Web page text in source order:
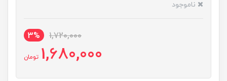
ناموجود
1,720,000
3%
1,680,000 تومان